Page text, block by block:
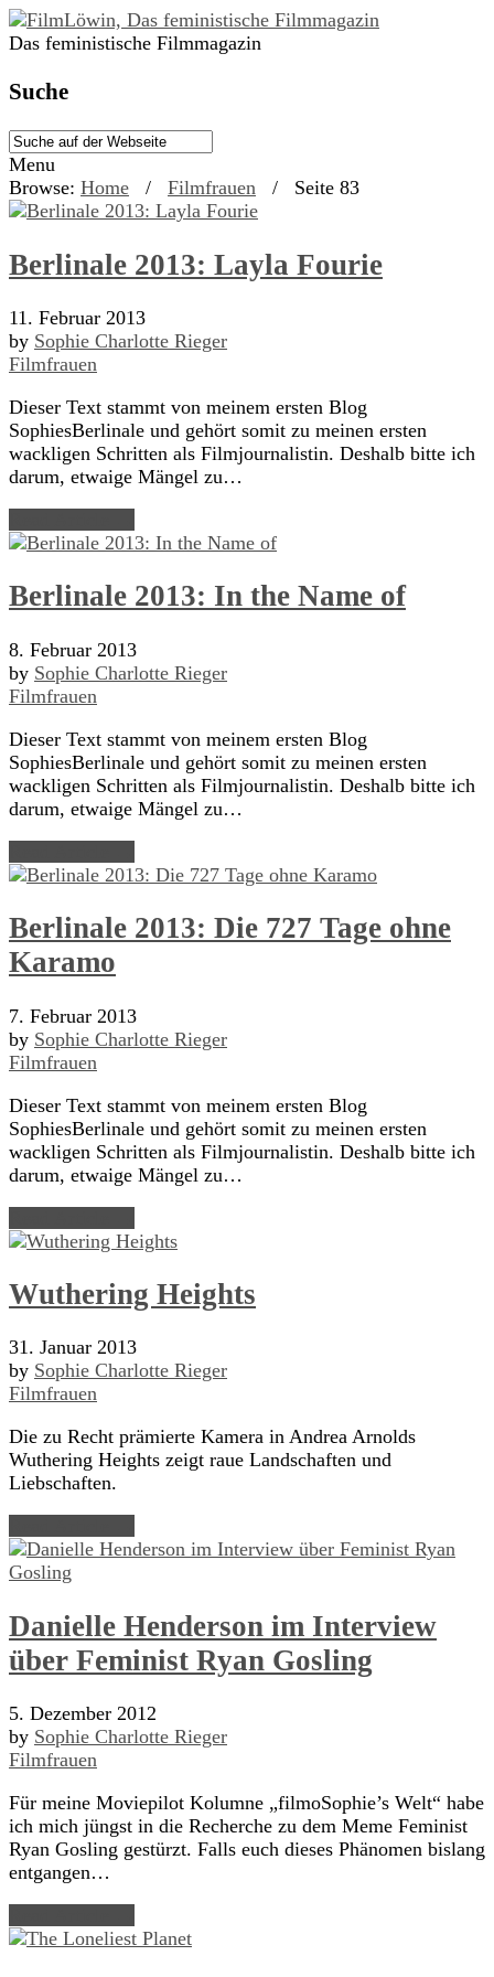
Das feministische Filmmagazin
Suche
Menu
Browse: Home / Filmfrauen / Seite 83
Berlinale 2013: Layla Fourie
11. Februar 2013
by Sophie Charlotte Rieger
Filmfrauen
Dieser Text stammt von meinem ersten Blog
SophiesBerlinale und gehört somit zu meinen ersten
wackligen Schritten als Filmjournalistin. Deshalb bitte ich
darum, etwaige Mängel zu…
Berlinale 2013: In the Name of
8. Februar 2013
by Sophie Charlotte Rieger
Filmfrauen
Dieser Text stammt von meinem ersten Blog
SophiesBerlinale und gehört somit zu meinen ersten
wackligen Schritten als Filmjournalistin. Deshalb bitte ich
darum, etwaige Mängel zu…
Berlinale 2013: Die 727 Tage ohne
Karamo
7. Februar 2013
by Sophie Charlotte Rieger
Filmfrauen
Dieser Text stammt von meinem ersten Blog
SophiesBerlinale und gehört somit zu meinen ersten
wackligen Schritten als Filmjournalistin. Deshalb bitte ich
darum, etwaige Mängel zu…
Wuthering Heights
31. Januar 2013
by Sophie Charlotte Rieger
Filmfrauen
Die zu Recht prämierte Kamera in Andrea Arnolds
Wuthering Heights zeigt raue Landschaften und
Liebschaften.
Danielle Henderson im Interview
über Feminist Ryan Gosling
5. Dezember 2012
by Sophie Charlotte Rieger
Filmfrauen
Für meine Moviepilot Kolumne „filmoSophie’s Welt“ habe
ich mich jüngst in die Recherche zu dem Meme Feminist
Ryan Gosling gestürzt. Falls euch dieses Phänomen bislang
entgangen…